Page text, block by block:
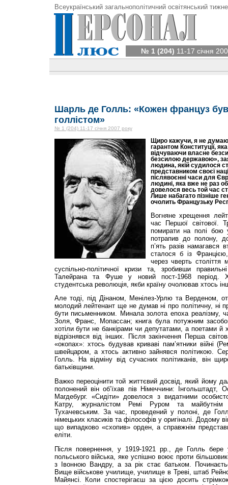
Всеукраїнський загальнополітичний освітянський
№ 1 (204) 11-17 січня
Шарль де Голль: «Кожен француз
голлістом»
№ 1 (204) 11-17 січня 2007 року
Щиро кажучи, я не
гарантом Конституції,
відчуваючи власне
безсилою державою»,
людина, якій судилося
представником своєї
післявоєнні часи для
людині, яка вже не раз
довелося весь той час
Лише набагато пізніше
очолить Французьку
Вогняне хрещення
час Першої світової.
помирати на полі
потрапив до полону,
п’ять разів намагався
сталося б із
через чверть століття
суспільно-полі­тичної кризи та, зробивши
Талейрана та Фуше у новий пост-1968 період.
студентська революція, якби країну очолював хтось
Але тоді, під Дінаном, Менілез-Урлю та Верденом,
молодий лейтенант ще не думав ні про політичну, ні
бути письменником. Минала золота епоха реалізму,
Золя, Франс, Мопассан; книга була потужним
хотіли бути не банкірами чи депутатами, а поетами
відрізнявся від інших. Після закінчення Перша
«окопах»: хтось будував криваві пам’ятники війні
швейцаром, а хтось активно зайнявся політикою.
Голль. На відміну від сучасних полі­тиканів, він
батьківщини.
Важко переоцінити той життєвий досвід, який йому
полонений він об’їхав пів Німеччини: Інгольштадт,
Магдебург. «Сидіти» довелося з видатними
Катру, журналістом Ремі Руром та майбутнім
Тухачевським. За час, проведений у полоні, де
німецьких класиків та філософів у оригіналі. Додому
що випадково «схопив» орден, а справжнім
еліти.
Після повернення, у 1919-1921 рр., де Голль бере
польського війська, яке успішно воює проти
з Івонною Вандру, а за рік стає батьком.
Вище військове училище, училище в Треві, штаб
Майянсі. Коли спостерігаєш за цією досить